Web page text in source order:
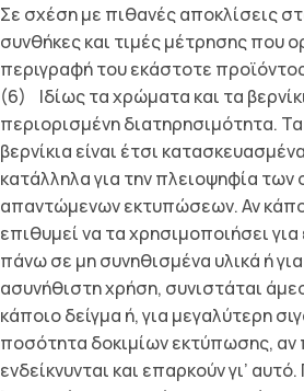
Σε σχέση με πιθανές αποκλίσεις
συνθήκες και τιμές μέτρησης που
περιγραφή του εκάστοτε
(6) Ιδίως τα χρώματα και τα
περιορισμένη διατηρησιμότητα.
βερνίκια είναι έτσι
κατάλληλα για την πλειοψηφία
απαντώμενων εκτυπώσεων. Αν
επιθυμεί να τα χρησιμοποιήσει για
πάνω σε μη συνηθισμένα υλικά ή
ασυνήθιστη χρήση, συνιστάται
κάποιο δείγμα ή, για μεγαλύτερη
ποσότητα δοκιμίων εκτύπωσης, αν
ενδείκνυνται και επαρκούν γι’